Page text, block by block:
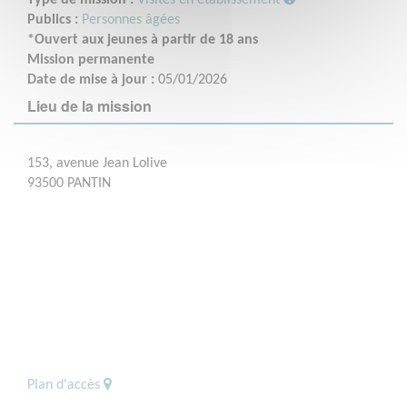
Publics : Personnes âgées
*Ouvert aux jeunes à partir de 18 ans
Mission permanente
Date de mise à jour : 05/01/2026
Lieu de la mission
153, avenue Jean Lolive
93500 PANTIN
Plan d'accès